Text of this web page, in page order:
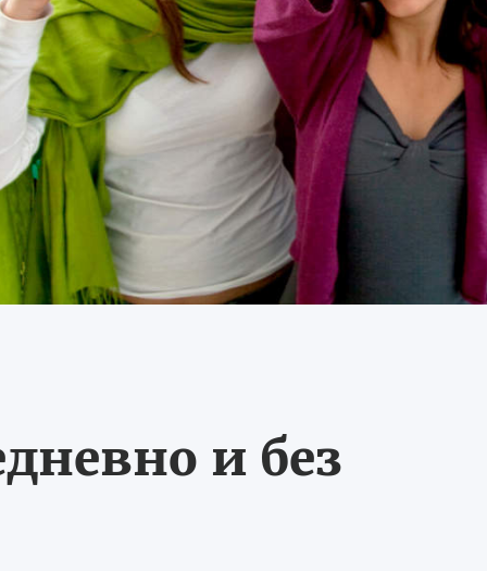
и без